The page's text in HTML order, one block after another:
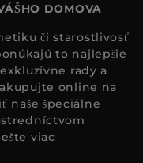
DOMOVA
či starostlivosť
to najlepšie
rady a
online na
naše špeciálne
viac